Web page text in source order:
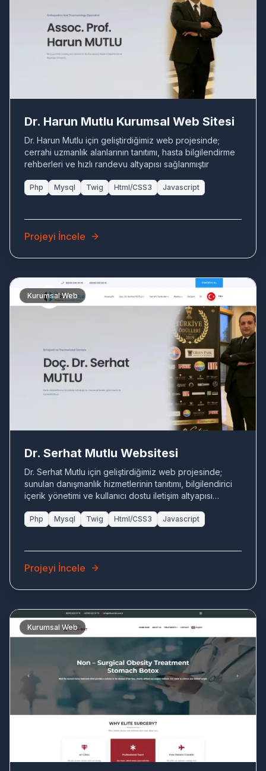
Dr. Harun Mutlu Kurumsal Web Sitesi
Dr. Harun Mutlu için geliştirdiğimiz web projesinde;
cerrahi uzmanlık alanlarının tanıtımı, hasta bilgilendirme
rehberleri ve hızlı randevu altyapısı sağlanmıştır
Php Mysql Twig Html/CSS3 Javascript
Projeyi İncele
DR
Kurumsal Web
Dr. Serhat Mutlu Websitesi
Dr. Serhat Mutlu için geliştirdiğimiz web projesinde;
sunulan danışmanlık hizmetlerinin tanıtımı, bilgilendirici
içerik yönetimi ve kullanıcı dostu iletişim altyapısı
Php Mysql Twig Html/CSS3 Javascript
Projeyi İncele
DR
Kurumsal Web